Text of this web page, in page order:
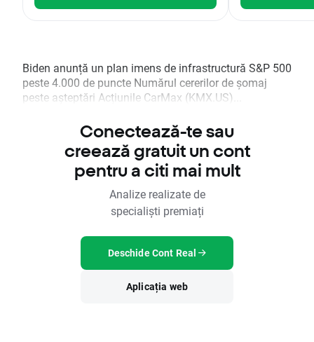
Biden anunță un plan imens de infrastructură S&P 500
peste 4.000 de puncte Numărul cererilor de șomaj
peste așteptări Acțiunile CarMax (KMX.US)...
Conectează-te sau
creează gratuit un cont
pentru a citi mai mult
Analize realizate de
specialiști premiați
Deschide Cont Real
Aplicația web